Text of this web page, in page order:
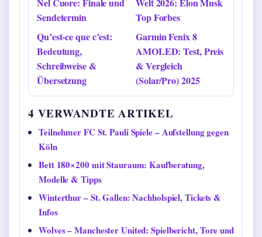
Sendetermin
Top Forbes
Qu’est-ce que c’est:
Bedeutung,
Schreibweise &
Übersetzung
Garmin Fenix 8
AMOLED: Test, Preis
& Vergleich
(Solar/Pro) 2025
4 VERWANDTE ARTIKEL
Teilnehmer FC St. Pauli Spiele – Aufstellung gegen
Köln
Bett 180×200 mit Stauraum: Kaufberatung,
Modelle & Tipps
Winterthur – St. Gallen: Nachholspiel, Tickets &
Infos
Wolves – Manchester United: Spielbericht, Tore und